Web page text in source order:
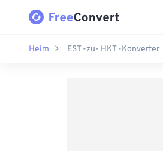
Heim EST -zu- HKT -Konverter